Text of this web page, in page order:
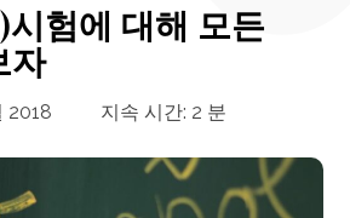
시험에 대해 모든
자
2018 지속 시간: 2 분